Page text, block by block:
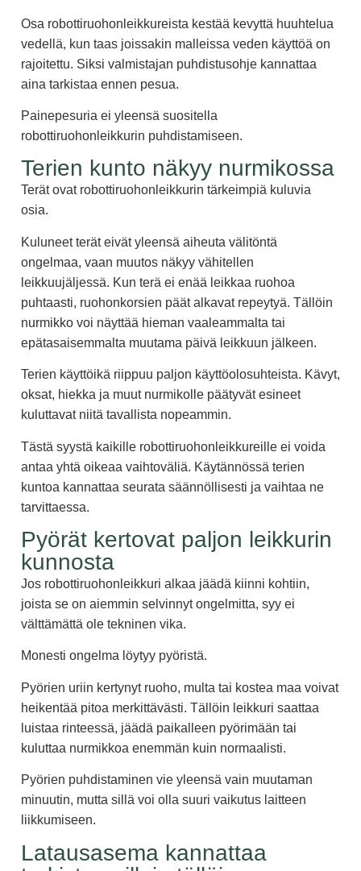
Osa robottiruohonleikkureista kestää kevyttä huuhtelua
vedellä, kun taas joissakin malleissa veden käyttöä on
rajoitettu. Siksi valmistajan puhdistusohje kannattaa
aina tarkistaa ennen pesua.
Painepesuria ei yleensä suositella
robottiruohonleikkurin puhdistamiseen.
Terien kunto näkyy nurmikossa
Terät ovat robottiruohonleikkurin tärkeimpiä kuluvia
osia.
Kuluneet terät eivät yleensä aiheuta välitöntä
ongelmaa, vaan muutos näkyy vähitellen
leikkuujäljessä. Kun terä ei enää leikkaa ruohoa
puhtaasti, ruohonkorsien päät alkavat repeytyä. Tällöin
nurmikko voi näyttää hieman vaaleammalta tai
epätasaisemmalta muutama päivä leikkuun jälkeen.
Terien käyttöikä riippuu paljon käyttöolosuhteista. Kävyt,
oksat, hiekka ja muut nurmikolle päätyvät esineet
kuluttavat niitä tavallista nopeammin.
Tästä syystä kaikille robottiruohonleikkureille ei voida
antaa yhtä oikeaa vaihtoväliä. Käytännössä terien
kuntoa kannattaa seurata säännöllisesti ja vaihtaa ne
tarvittaessa.
Pyörät kertovat paljon leikkurin
kunnosta
Jos robottiruohonleikkuri alkaa jäädä kiinni kohtiin,
joista se on aiemmin selvinnyt ongelmitta, syy ei
välttämättä ole tekninen vika.
Monesti ongelma löytyy pyöristä.
Pyörien uriin kertynyt ruoho, multa tai kostea maa voivat
heikentää pitoa merkittävästi. Tällöin leikkuri saattaa
luistaa rinteessä, jäädä paikalleen pyörimään tai
kuluttaa nurmikkoa enemmän kuin normaalisti.
Pyörien puhdistaminen vie yleensä vain muutaman
minuutin, mutta sillä voi olla suuri vaikutus laitteen
liikkumiseen.
Latausasema kannattaa